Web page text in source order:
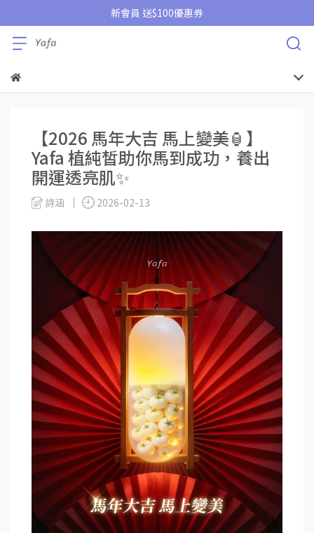
新會員 送$100優惠券
【2026 馬年大吉 馬上變美🏮】
Yafa 植純皙助你馬到成功，養出
開運透亮肌✨
詩涵 2026-02-13